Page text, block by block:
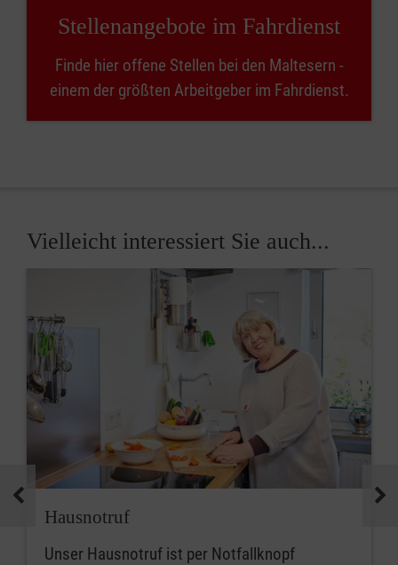
Stellenangebote im Fahrdienst
Finde hier offene Stellen bei den Maltesern -
einem der größten Arbeitgeber im Fahrdienst.
Vielleicht interessiert Sie auch...
Hausnotruf
Unser Hausnotruf ist per Notfallknopf